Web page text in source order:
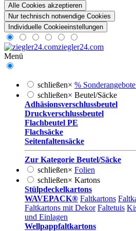
Alle Cookies akzeptieren
Nur technisch notwendige Cookies
Individuelle Cookieeinstellungen
ziegler24.com
Menü
schließen× %
schließen× Beutel/Säcke
Adhäsionsverschlussbeutel
Druckverschlussbeutel
Flachbeutel PE
Flachsäcke
Seitenfaltensäcke
Zur Kategorie Beutel/Säcke
schließen× Folien
schließen× Kartons
Stülpdeckelkartons
WAVEPACK® Faltkartons
Faltkartons mit Dekor Faltetuis
und Einlagen
Wellpappfaltkartons